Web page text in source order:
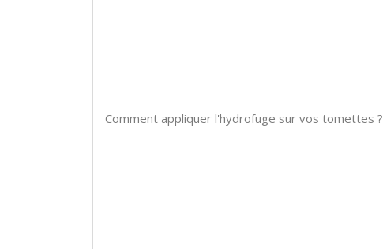
Comment appliquer l'hydrofuge sur vos tomettes ?